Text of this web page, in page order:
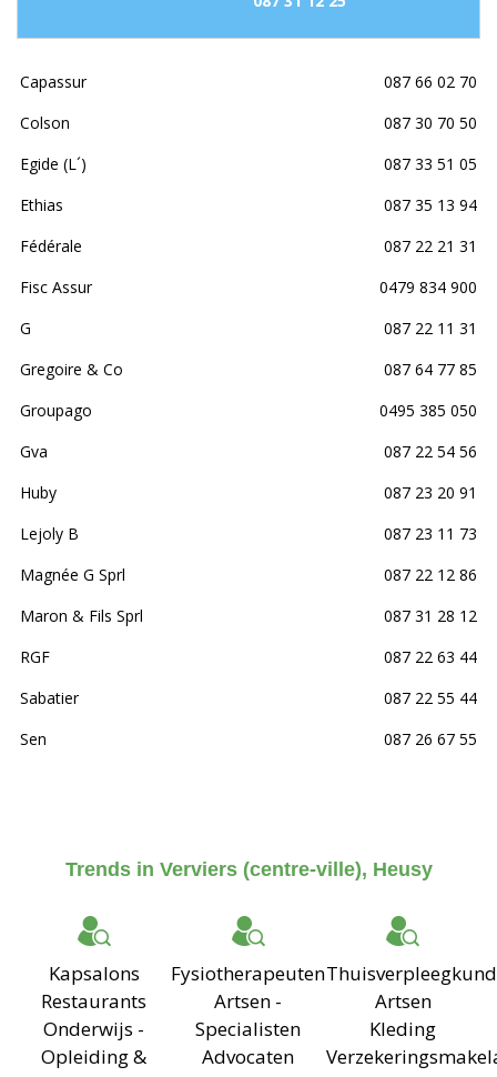
Capassur
087 66 02 70
Colson
087 30 70 50
Egide (L´)
087 33 51 05
Ethias
087 35 13 94
Fédérale
087 22 21 31
Fisc Assur
0479 834 900
G
087 22 11 31
Gregoire & Co
087 64 77 85
Groupago
0495 385 050
Gva
087 22 54 56
Huby
087 23 20 91
Lejoly B
087 23 11 73
Magnée G Sprl
087 22 12 86
Maron & Fils Sprl
087 31 28 12
RGF
087 22 63 44
Sabatier
087 22 55 44
Sen
087 26 67 55
Trends in Verviers (centre-ville), Heusy
Kapsalons
Restaurants
Onderwijs -
Opleiding &
Fysiotherapeuten
Artsen -
Specialisten
Advocaten
Artsen
Kleding